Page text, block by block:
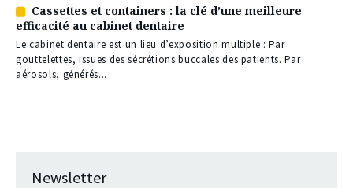
Article
réservé
à
nos
abonnés
Cassettes et containers : la clé d’une meilleure
efficacité au cabinet dentaire
Le cabinet dentaire est un lieu d’exposition multiple : Par
gouttelettes, issues des sécrétions buccales des patients. Par
aérosols, générés...
Newsletter